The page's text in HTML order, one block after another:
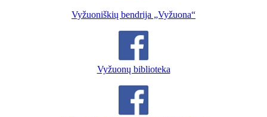
Vyžuoniškių bendrija „Vyžuona“
Vyžuonų biblioteka